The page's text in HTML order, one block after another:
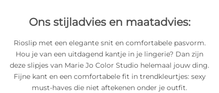
Ons stijladvies en maatadvies:
Rioslip met een elegante snit en comfortabele pasvorm.
Hou je van een uitdagend kantje in je lingerie? Dan zijn
deze slipjes van Marie Jo Color Studio helemaal jouw ding.
Fijne kant en een comfortabele fit in trendkleurtjes: sexy
must-haves die niet aftekenen onder je outfit.